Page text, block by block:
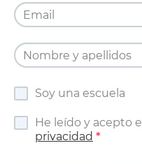
Soy una escuela
He leído y acepto el
privacidad